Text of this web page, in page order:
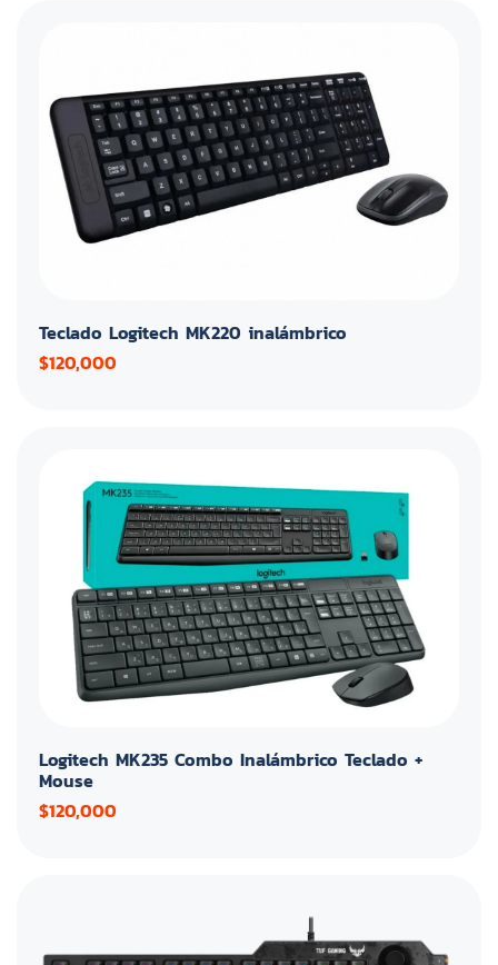
Teclado Logitech MK220 inalámbrico
$120,000
Logitech MK235 Combo Inalámbrico Teclado +
Mouse
$120,000